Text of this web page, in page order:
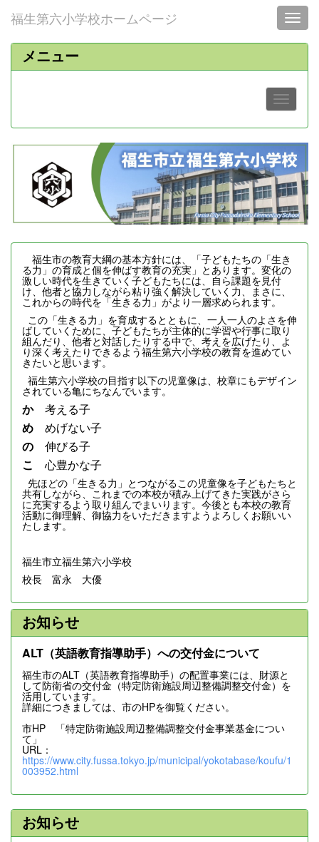
福生第六小学校ホームページ
メニュー
福生市の教育大綱の基本方針には、「子どもたちの「生き
る力」の育成と個を伸ばす教育の充実」とあります。変化の
激しい時代を生きていく子どもたちには、自ら課題を見付
け、他者と協力しながら粘り強く解決していく力、まさに、
これからの時代を「生きる力」がより一層求められます。
この「生きる力」を育成するとともに、一人一人のよさを伸
ばしていくために、子どもたちが主体的に学習や行事に取り
組んだり、他者と対話したりする中で、考えを広げたり、よ
り深く考えたりできるよう福生第六小学校の教育を進めてい
きたいと思います。
福生第六小学校の目指す以下の児童像は、校章にもデザイン
されている亀にちなんでいます。
か考える子
め めげない子
の 伸びる子
こ 心豊かな子
先ほどの「生きる力」とつながるこの児童像を子どもたちと
共有しながら、これまでの本校が積み上げてきた実践がさら
に充実するよう取り組んでまいります。今後とも本校の教育
活動に御理解、御協力をいただきますようよろしくお願いい
たします。
福生市立福生第六小学校
校長 富永 大優
お知らせ
ALT（英語教育指導助手）への交付金について
福生市のALT（英語教育指導助手）の配置事業には、財源と
して防衛省の交付金（特定防衛施設周辺整備調整交付金）を
活用しています。
詳細につきましては、市のHPを御覧ください。
市HP 「特定防衛施設周辺整備調整交付金事業基金につい
て」
URL：
https://www.city.fussa.tokyo.jp/municipal/yokotabase/koufu/1
003952.html
お知らせ